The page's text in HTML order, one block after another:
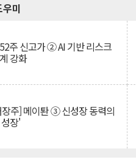
미
주 신고가 ② AI 기반 리스크
강화
주] 메이퇀 ③ 신성장 동력의
장'